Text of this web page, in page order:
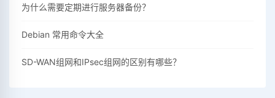
为什么需要定期进行服务器备份？
Debian 常用命令大全
SD-WAN组网和IPsec组网的区别有哪些？